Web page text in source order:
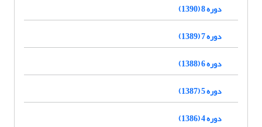
دوره 8 (1390)
دوره 7 (1389)
دوره 6 (1388)
دوره 5 (1387)
دوره 4 (1386)